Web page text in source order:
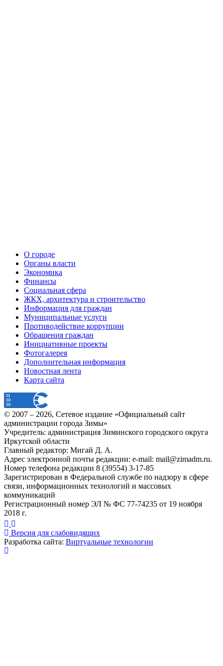
О городе
Органы власти
Экономика
Финансы
Социальная сфера
ЖКХ, архитектура и строительство
Информация для граждан
Муниципальные услуги
Противодействие коррупции
Обращения граждан
Инициативные проекты
Фотогалерея
Дополнительная информация
Новостная лента
Карта сайта
© 2007 – 2026, Сетевое издание «Официальный сайт
администрации города Зимы»
Учредитель: администрация Зиминского городского округа
Иркутской области
Главный редактор: Мигай Д. А.
Адрес электронной почты редакции: e-mail: mail@zimadm.ru.
Номер телефона редакции 8 (39554) 3-17-85
Зарегистрирован в Федеральной службе по надзору в сфере
связи, информационных технологий и массовых
коммуникаций
Регистрационный номер ЭЛ № ФС 77-74235 от 19 ноября
2018 г.
Версия для слабовидящих
Разработка сайта: Виртуальные технологии